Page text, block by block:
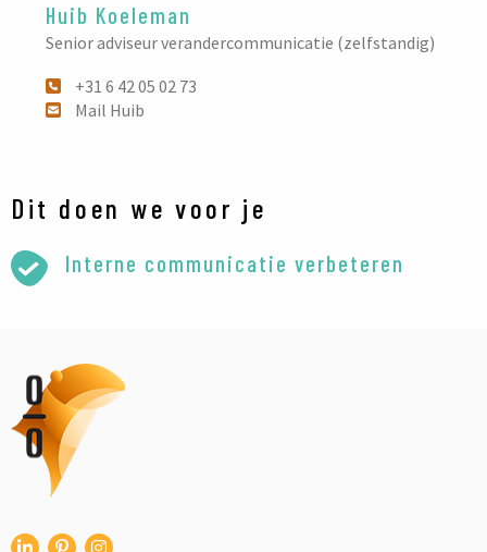
Huib Koeleman
Senior adviseur verandercommunicatie (zelfstandig)
+31 6 42 05 02 73
Mail Huib
Dit doen we voor je
Interne communicatie verbeteren
Orange
Otters
logo
Ga
Ga
Ga